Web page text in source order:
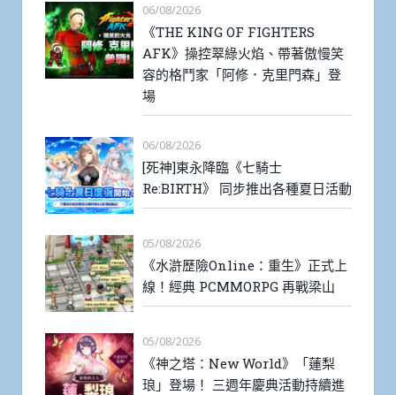
06/08/2026
《THE KING OF FIGHTERS
AFK》操控翠綠火焰、帶著傲慢笑
容的格鬥家「阿修．克里門森」登
場
06/08/2026
[死神]東永降臨《七騎士
Re:BIRTH》 同步推出各種夏日活動
05/08/2026
《水滸歷險Online：重生》正式上
線！經典 PCMMORPG 再戰梁山
05/08/2026
《神之塔：New World》「蓮梨
琅」登場！ 三週年慶典活動持續進